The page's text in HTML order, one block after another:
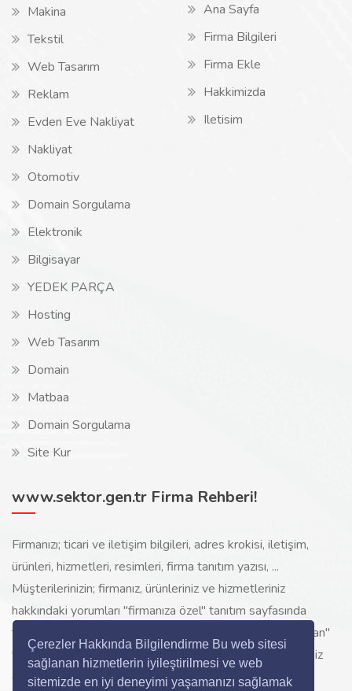
Çerezler Hakkında Bilgilendirme Bu web sitesi
sağlanan hizmetlerin iyileştirilmesi ve web
sitemizde en iyi deneyimi yaşamanızı sağlamak
Makina
Tekstil
Web Tasarım
Reklam
Evden Eve Nakliyat
Nakliyat
Otomotiv
Domain Sorgulama
Elektronik
Bilgisayar
YEDEK PARÇA
Hosting
Web Tasarım
Domain
Matbaa
Domain Sorgulama
Site Kur
Ana Sayfa
Firma Bilgileri
Firma Ekle
Hakkimizda
Iletisim
www.sektor.gen.tr Firma Rehberi!
Firmanızı; ticari ve iletişim bilgileri, adres krokisi, iletişim,
ürünleri, hizmetleri, resimleri, firma tanıtım yazısı, ...
Müşterilerinizin; firmanız, ürünleriniz ve hizmetleriniz
hakkındaki yorumları "firmanıza özel" tanıtım sayfasında
toplanarak ürünlerinizi, hizmetlerinizi, internette "sizi arayan"
yeni müşterilerinize www.sektor.gen.tr aracılığı ile ücretsiz
gösterilir.